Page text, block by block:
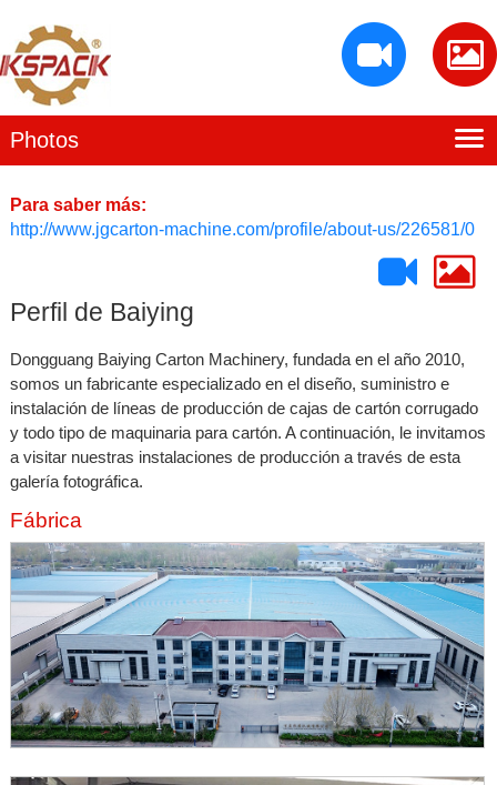
Photos
Inicio
Perfil de Baiying
Instalaciones de producción
Para saber más:
http://www.jgcarton-machine.com/profile/about-us/226581/0
Perfil de Baiying
Dongguang Baiying Carton Machinery, fundada en el año 2010,
somos un fabricante especializado en el diseño, suministro e
instalación de líneas de producción de cajas de cartón corrugado
y todo tipo de maquinaria para cartón. A continuación, le invitamos
a visitar nuestras instalaciones de producción a través de esta
galería fotográfica.
Fábrica